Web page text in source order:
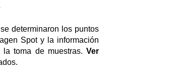
determinaron los puntos
Spot y la información
toma de muestras. Ver